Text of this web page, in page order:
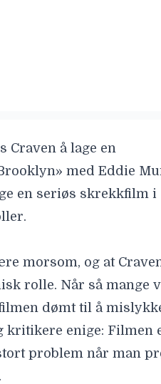
Craven å lage en
med Eddie
en seriøs skrekkfilm i
morsom, og at
rolle. Når så mange
dømt til å
kritikere enige: Filmen
problem når man